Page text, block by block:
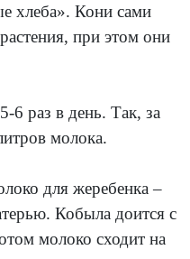
хлеба». Кони сами
при этом они
6 раз в день. Так, за
молока.
для жеребенка –
Кобыла доится с
молоко сходит на